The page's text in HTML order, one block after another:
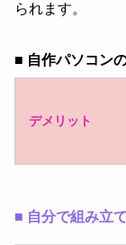
られます。
■ 自作パソコン
デメリット
■ 自分で組み立